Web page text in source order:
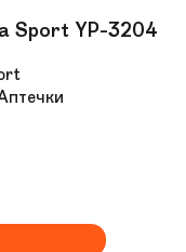
Sport YP-3204